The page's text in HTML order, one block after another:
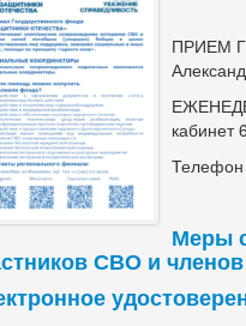
ПРИЕМ
кабинет 6
Телефон
Меры
СВО и